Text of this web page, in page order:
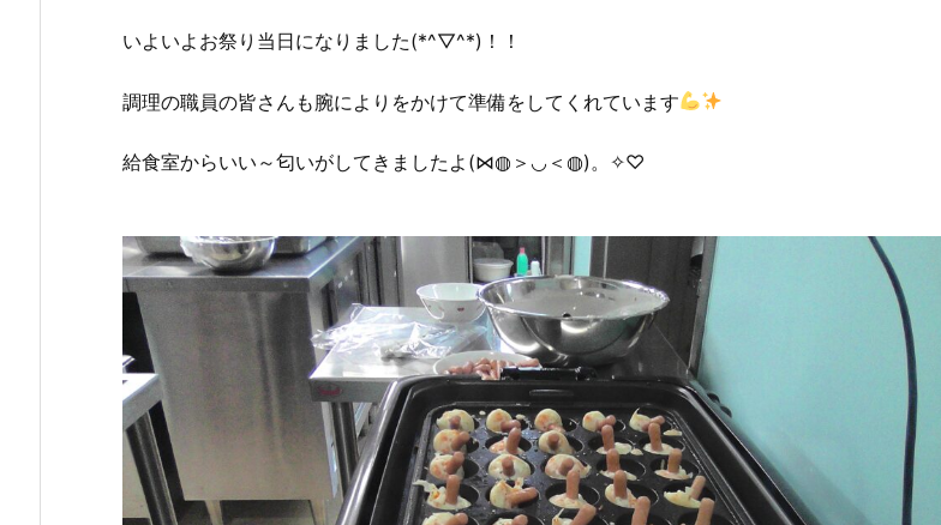
いよいよお祭り当日になりました(*^▽^*)！！
調理の職員の皆さんも腕によりをかけて準備をしてくれています
給食室からいい～匂いがしてきましたよ(⋈◍＞◡＜◍)。✧♡